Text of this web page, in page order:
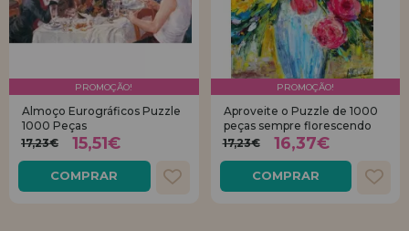
PROMOÇÃO!
Almoço Eurográficos Puzzle
1000 Peças
17,23€
15,51€
COMPRAR
PROMOÇÃO!
Aproveite o Puzzle de 1000
peças sempre florescendo
17,23€
16,37€
COMPRAR